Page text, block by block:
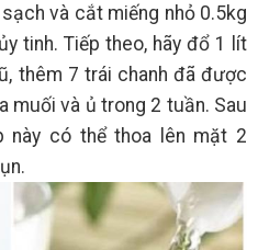
và cắt miếng nhỏ 0.5kg
tinh. Tiếp theo, hãy đổ 1 lít
thêm 7 trái chanh đã được
muối và ủ trong 2 tuần. Sau
này có thể thoa lên mặt 2